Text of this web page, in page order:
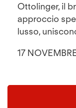
Ottolinger, il
approccio
lusso,
17